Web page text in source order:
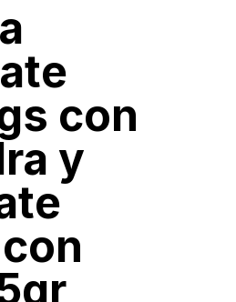
con
y